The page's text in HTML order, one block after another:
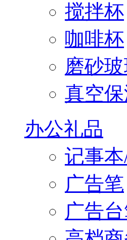
搅拌杯
咖啡杯
磨砂
真空
办公礼品
记事
广告笔
广告